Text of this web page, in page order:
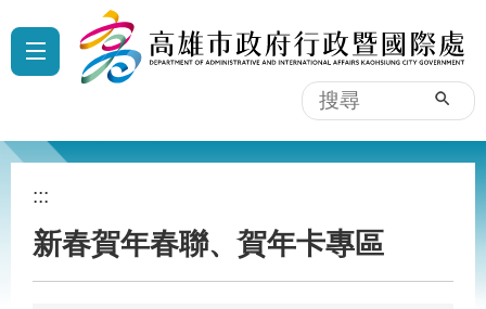
跳到主要內容區塊
搜
尋
:::
新春賀年春聯、賀年卡專區